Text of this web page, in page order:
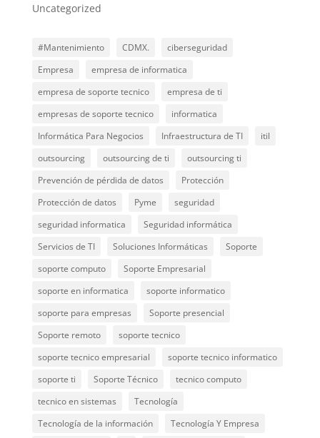
Uncategorized
#Mantenimiento CDMX.
ciberseguridad
Empresa
empresa de informatica
empresa de soporte tecnico
empresa de ti
empresas de soporte tecnico
informatica
Informática Para Negocios
Infraestructura de TI
itil
outsourcing
outsourcing de ti
outsourcing ti
Prevención de pérdida de datos
Protección
Protección de datos
Pyme
seguridad
seguridad informatica
Seguridad informática
Servicios de TI
Soluciones Informáticas
Soporte
soporte computo
Soporte Empresarial
soporte en informatica
soporte informatico
soporte para empresas
Soporte presencial
Soporte remoto
soporte tecnico
soporte tecnico empresarial
soporte tecnico informatico
soporte ti
Soporte Técnico
tecnico computo
tecnico en sistemas
Tecnología
Tecnología de la información
Tecnología Y Empresa